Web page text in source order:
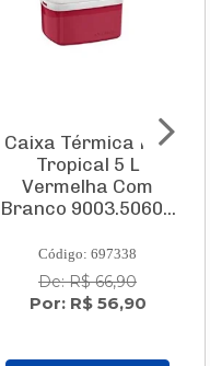
Caixa Térmica Pvc
Tropical 5 L
Vermelha Com
Branco 9003.5060...
Código: 697338
De: R$ 66,90
Por: R$ 56,90